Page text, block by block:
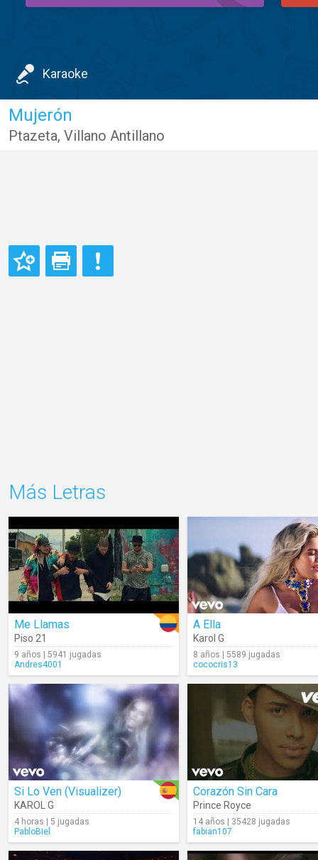
Karaoke
Mujerón
Ptazeta, Villano Antillano
Más Letras
Me Llamas
Piso 21
9 años | 5941 jugadas
Andres4001
A Ella
Karol G
8 años | 5589 jugadas
cococris13
Si Lo Ven (Visualizer)
KAROL G
4 horas | 5 jugadas
PabloBiel
Corazón Sin Cara
Prince Royce
14 años | 35428 jugadas
fabian107